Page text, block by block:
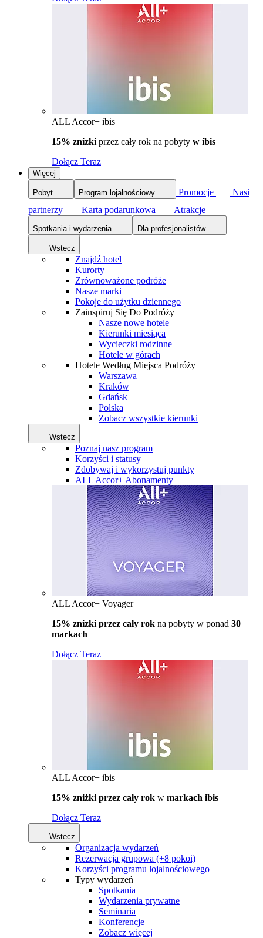
ALL Accor+ ibis
15% znizki przez cały rok na pobyty w ibis
Dołącz Teraz
Więcej
Pobyt Program lojalnościowy Promocje
Nasi
partnerzy
Karta podarunkowa Atrakcje
Spotkania i wydarzenia Dla profesjonalistów
Wstecz
Znajdź hotel
Kurorty
Zrównoważone podróże
Nasze marki
Pokoje do użytku dziennego
Zainspiruj Się Do Podróży
Nasze nowe hotele
Kierunki miesiąca
Wycieczki rodzinne
Hotele w górach
Hotele Według Miejsca Podróży
Warszawa
Kraków
Gdańsk
Polska
Zobacz wszystkie kierunki
Wstecz
Poznaj nasz program
Korzyści i statusy
Zdobywaj i wykorzystuj punkty
ALL Accor+ Abonamenty
ALL Accor+ Voyager
15% znizki przez cały rok na pobyty w ponad 30
markach
Dołącz Teraz
ALL Accor+ ibis
15% zniżki przez cały rok w markach ibis
Dołącz Teraz
Wstecz
Organizacja wydarzeń
Rezerwacja grupowa (+8 pokoi)
Korzyści programu lojalnościowego
Typy wydarzeń
Spotkania
Wydarzenia prywatne
Seminaria
Konferencje
Zobacz więcej